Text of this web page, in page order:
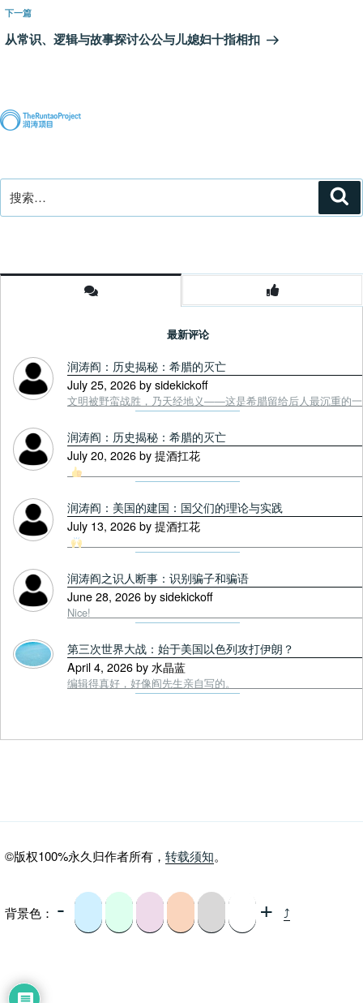
航
文
章
下
一
下一篇
从常识、逻辑与故事探讨公公与儿媳妇十指相扣
索：
最新评论
润涛阎：历史揭秘：希腊的灭亡
July 25, 2026 by sidekickoff
文明被野蛮战胜，乃天经地义——这是希腊留给后人最沉重的
润涛阎：历史揭秘：希腊的灭亡
July 20, 2026 by 提酒扛花
润涛阎：美国的建国：国父们的理论与实践
July 13, 2026 by 提酒扛花
润涛阎之识人断事：识别骗子和骗语
June 28, 2026 by sidekickoff
Nice!
第三次世界大战：始于美国以色列攻打伊朗？
April 4, 2026 by 水晶蓝
编辑得真好，好像阎先生亲自写的。
©版权100%永久归作者所有， 转载须知。
背景色： - + ⤴